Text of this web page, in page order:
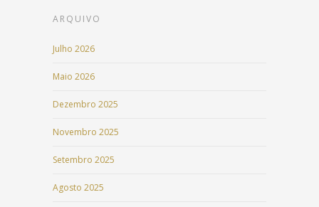
ARQUIVO
Julho 2026
Maio 2026
Dezembro 2025
Novembro 2025
Setembro 2025
Agosto 2025